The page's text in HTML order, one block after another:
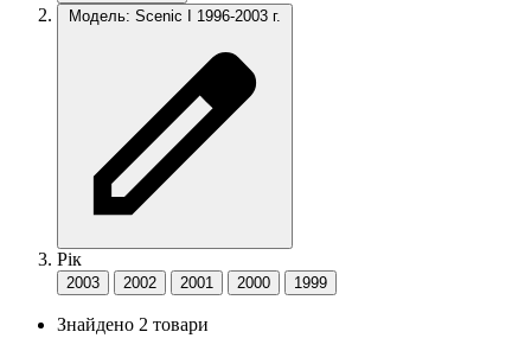
Модель: Scenic I 1996-2003 г.
Рік
2003 2002 2001 2000 1999
Знайдено 2 товари